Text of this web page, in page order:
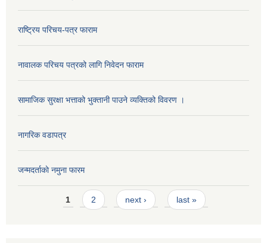
राष्ट्रिय परिचय-पत्र फाराम
नावालक परिचय पत्रको लागि निवेदन फाराम
सामाजिक सुरक्षा भत्ताको भुक्तानी पाउने व्यक्तिको विवरण ।
नागरिक वडापत्र
जन्मदर्ताकाे नमुना फारम
Pages1 2 next › last »